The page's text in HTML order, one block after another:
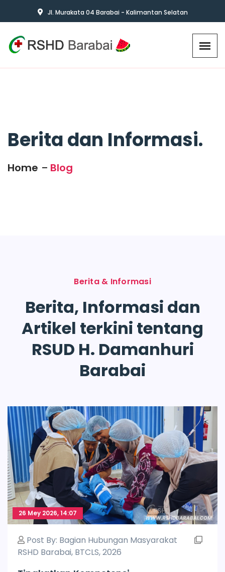
Jl. Murakata 04 Barabai - Kalimantan Selatan
Berita dan Informasi.
Home Blog
Berita & Informasi
Berita, Informasi dan
Artikel terkini tentang
RSUD H. Damanhuri
Barabai
26 Mey 2026, 14:07
Post By: Bagian Hubungan Masyarakat
RSHD Barabai, BTCLS,2026